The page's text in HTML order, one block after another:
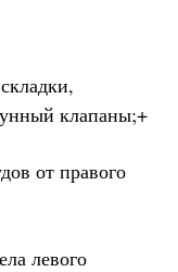
клапаны;+
от правого
левого